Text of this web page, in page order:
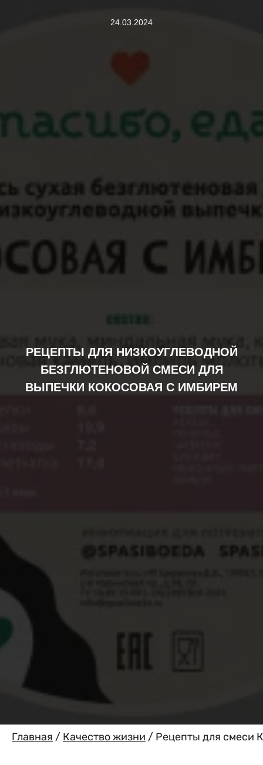
24.03.2024
РЕЦЕПТЫ ДЛЯ НИЗКОУГЛЕВОДНОЙ
БЕЗГЛЮТЕНОВОЙ СМЕСИ ДЛЯ
ВЫПЕЧКИ КОКОСОВАЯ С ИМБИРЕМ
Главная / Качество жизни / Рецепты для